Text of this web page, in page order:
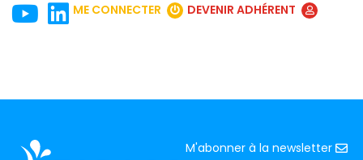
ME CONNECTER DEVENIR ADHÉRENT
M'abonner à la newsletter